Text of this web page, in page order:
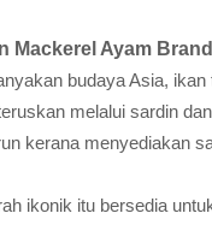
Mackerel Ayam
budaya Asia,
melalui sardin
kerana menyediakan
ikonik itu bersedia